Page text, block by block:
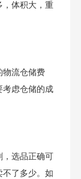
，体积大，重
物流仓储费
考虑仓储的成
，选品正确可
不了多少。如